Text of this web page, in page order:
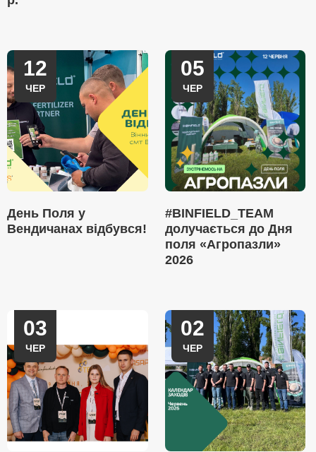
12
ЧЕР
День Поля у
Вендичанах відбувся!
05
ЧЕР
#BINFIELD_TEAM
долучається до Дня
поля «Агропазли»
2026
03
ЧЕР
02
ЧЕР